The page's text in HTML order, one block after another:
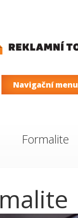
Navigační menu
Formalite